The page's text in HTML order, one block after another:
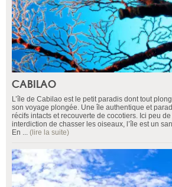
CABILAO
L’île de Cabilao est le petit paradis dont tout
son voyage plongée. Une île authentique et
récifs intacts et recouverte de cocotiers. Ici peu
interdiction de chasser les oiseaux, l’île est un
En ... (lire la suite)